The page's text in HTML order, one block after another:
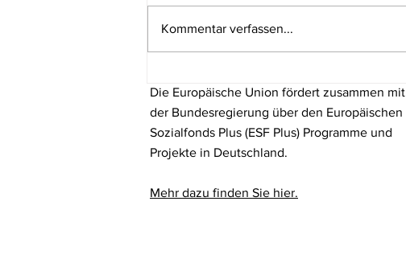
Elternabende geben
Orientierung im digitalen
Familienalltag
Kommentar verfassen...
Die Europäische Union fördert zusammen mit
der Bundesregierung über den Europäischen
Sozialfonds Plus (ESF Plus) Programme und
Projekte in Deutschland.
Mehr dazu finden Sie hier.